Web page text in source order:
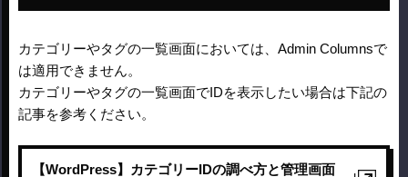
カテゴリーやタグの一覧画面においては、Admin Columnsで
は適用できません。
カテゴリーやタグの一覧画面でIDを表示したい場合は下記の
記事を参考ください。
【WordPress】カテゴリーIDの調べ方と管理画面